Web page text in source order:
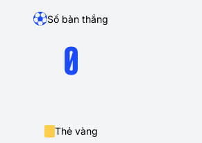
Số bàn thắng
0
Thẻ vàng